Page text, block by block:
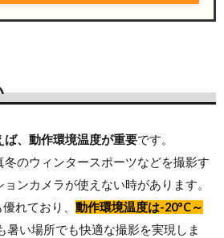
、動作環境温度が重要です。
のウィンタースポーツなどを撮影す
ンカメラが使えない時があります。
れており、 動作環境温度は-20°C～
暑い場所でも快適な撮影を実現しま